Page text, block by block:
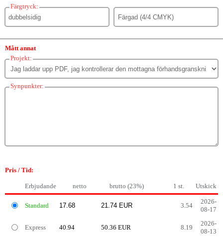
Färgtryck:
Mått annat
Projekt:
Synpunkter:
Pris / Tid:
Erbjudande netto brutto (23%) 1 st. Utskick
Standard 3.54
2026-
08-17
Express 40.94 50.36 EUR 8.19
2026-
08-13